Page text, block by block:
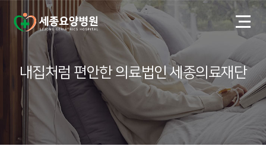
내집처럼 편안한 의료법인 세종의료재단